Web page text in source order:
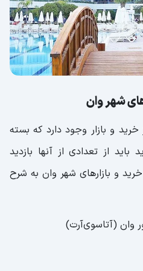
شهر وان
و بازار وجود دارد که بسته
از تعدادی از آنها بازدید
و بازارهای شهر وان به شرح
وان (آتاسوی‌آرت)